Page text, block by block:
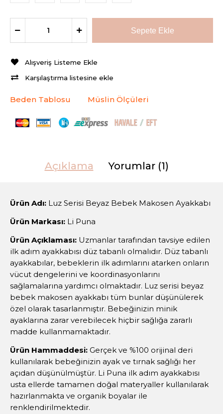
Alışveriş Listeme Ekle
Karşılaştırma listesine ekle
Beden Tablosu Müslin Ölçüleri
Açıklama Yorumlar (1)
Ürün Adı: Luz Serisi Beyaz Bebek Makosen Ayakkabı
Ürün Markası: Li Puna
Ürün Açıklaması: Uzmanlar tarafından tavsiye edilen
ilk adım ayakkabısı düz tabanlı olmalıdır. Düz tabanlı
ayakkabılar, bebeklerin ilk adımlarını atarken onların
vücut dengelerini ve koordinasyonlarını
sağlamalarına yardımcı olmaktadır. Luz serisi beyaz
bebek makosen ayakkabı tüm bunlar düşünülerek
özel olarak tasarlanmıştır. Bebeğinizin minik
ayaklarına zarar verebilecek hiçbir sağlığa zararlı
madde kullanmamaktadır.
Ürün Hammaddesi: Gerçek ve %100 orijinal deri
kullanılarak bebeğinizin ayak ve tırnak sağlığı her
açıdan düşünülmüştür. Li Puna ilk adım ayakkabısı
usta ellerde tamamen doğal materyaller kullanılarak
hazırlanmakta ve organik boyalar ile
renklendirilmektedir.